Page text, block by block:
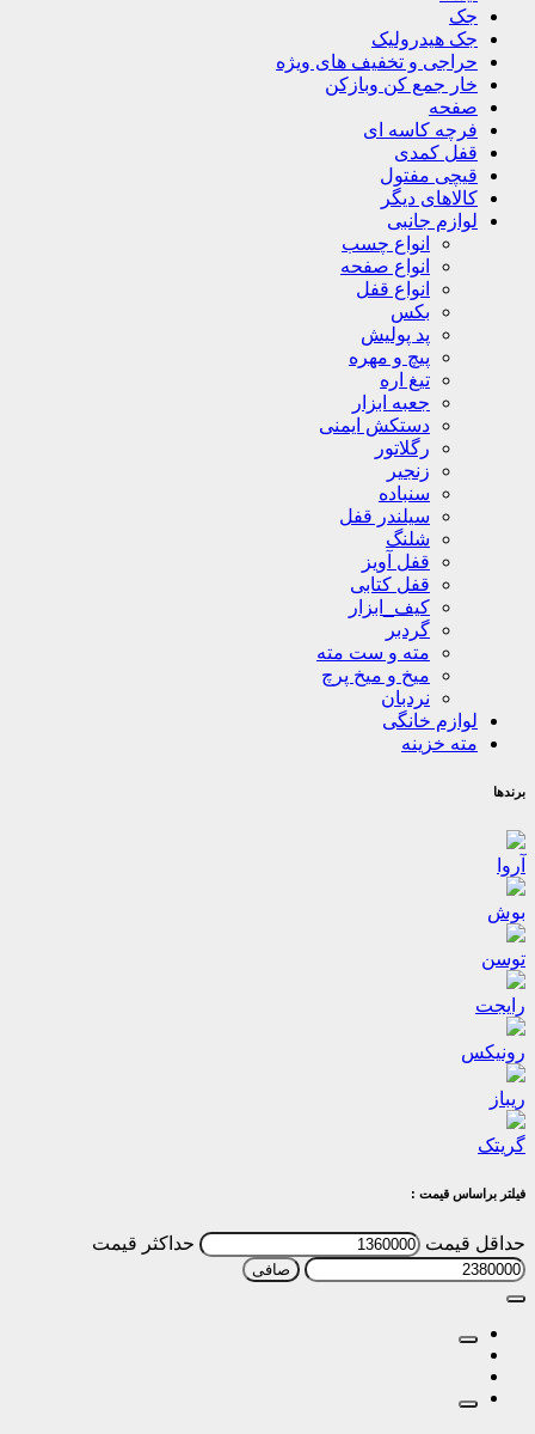
جک
جک هیدرولیک
حراجی و تخفیف های ویژه
خار جمع کن وبازکن
صفحه
فرچه کاسه ای
قفل کمدی
قیچی مفتول
کالاهای دیگر
لوازم جانبی
انواع چسب
انواع صفحه
انواع قفل
بکس
پد پولیش
پیچ و مهره
تیغ اره
جعبه ابزار
دستکش ایمنی
رگلاتور
زنجیر
سنباده
سیلندر قفل
شلنگ
قفل آویز
قفل کتابی
کیف_ابزار
گردبر
مته و ست مته
میخ و میخ پرچ
نردبان
لوازم خانگی
مته خزینه
برندها
آروا
بوش
توسن
رایجت
رونیکس
ریباز
گریتک
فیلتر براساس قیمت :
حداقل قیمت حداكثر قيمت
صافی